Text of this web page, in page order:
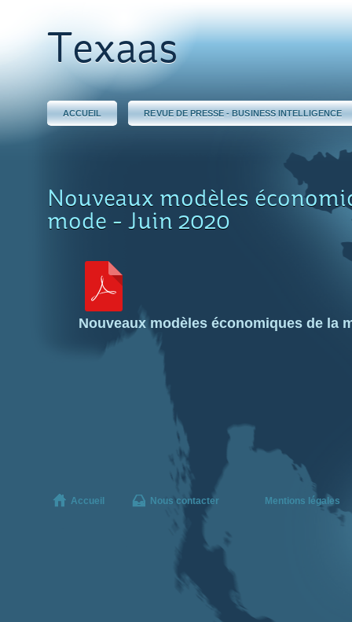
Texaas
ACCUEIL REVUE DE PRESSE - BUSINESS INTELLIGENCE
Nouveaux modèles
mode - Juin 2020
Nouveaux modèles économiques de la
Accueil Nous contacter Mentions légales